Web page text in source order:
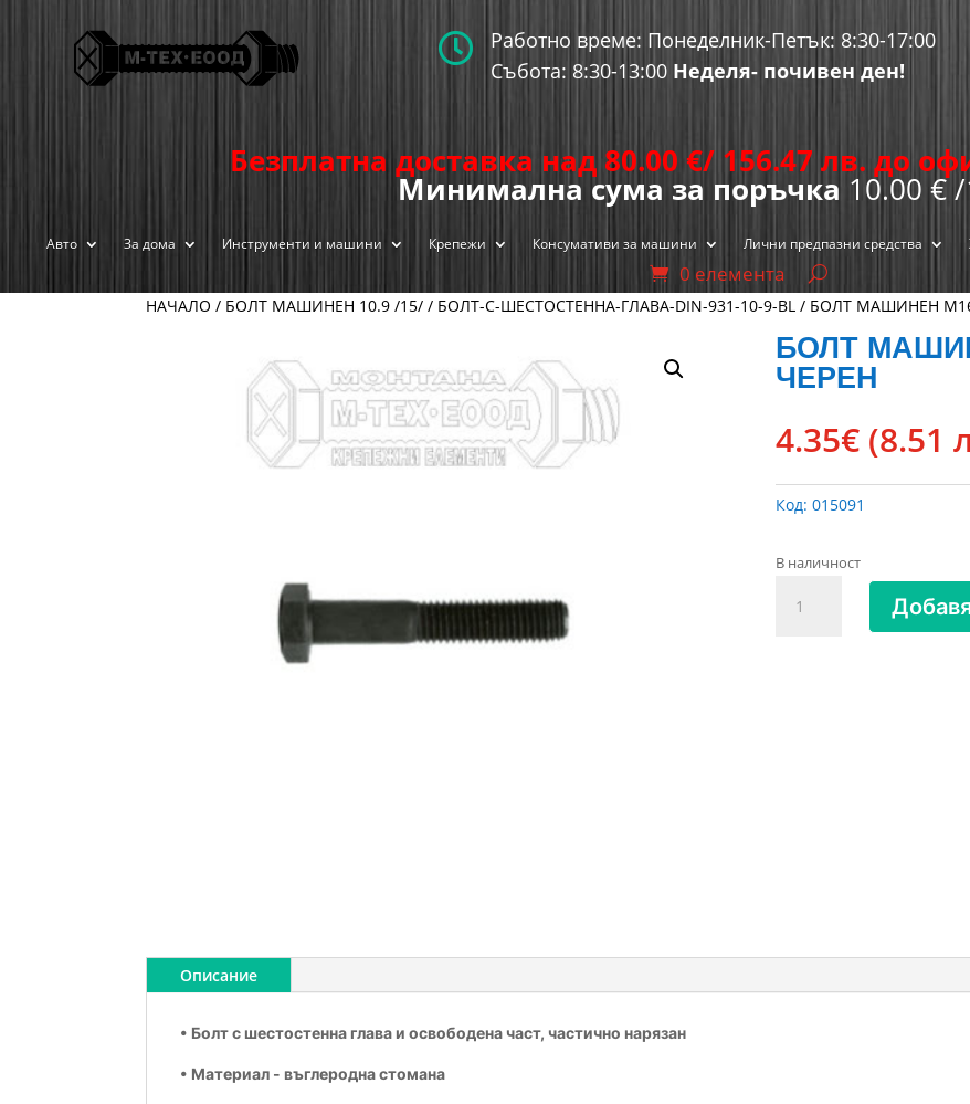

Работно време: Понеделник-Петък: 8:30-17:00
Събота: 8:30-13:00 Неделя- почивен ден!
Безплатна доставка над 80.00 €/ 156.47 лв. до
Минимална сума за поръчка 10.00 €
Авто За дома Инструменти и машини Крепежи Консумативи за машини Лични предпазни средства
0 елемента
НАЧАЛО / БОЛТ МАШИНЕН 10.9 /15/ / БОЛТ-С-ШЕСТОСТЕННА-ГЛАВА-DIN-931-10-9-BL / БОЛТ МАШИНЕН
БОЛТ
ЧЕРЕН
4.35€ (8.51
Код: 015091
В наличност
Описание
• Болт с шестостенна глава и освободена част, частично нарязан
• Материал - въглеродна стомана